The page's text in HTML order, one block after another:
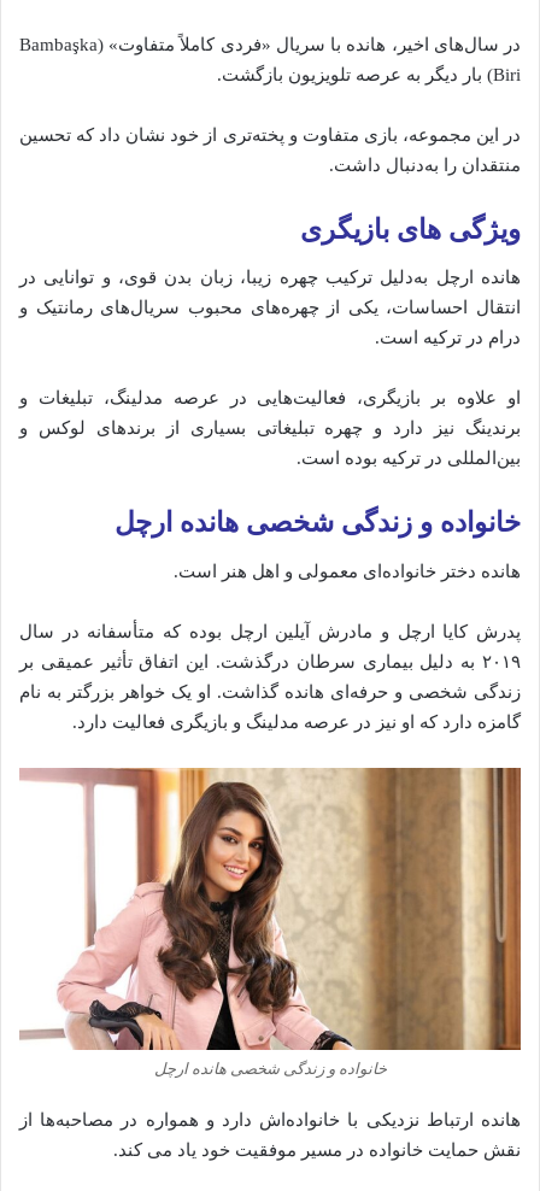
در سال‌های اخیر، هانده با سریال «فردی کاملاً متفاوت» (Bambaşka
Biri) بار دیگر به عرصه تلویزیون بازگشت.
در این مجموعه، بازی متفاوت و پخته‌تری از خود نشان داد که تحسین
منتقدان را به‌دنبال داشت.
ویژگی‌ های بازیگری
هانده ارچل به‌دلیل ترکیب چهره زیبا، زبان بدن قوی، و توانایی در
انتقال احساسات، یکی از چهره‌های محبوب سریال‌های رمانتیک و
درام در ترکیه است.
او علاوه بر بازیگری، فعالیت‌هایی در عرصه مدلینگ، تبلیغات و
برندینگ نیز دارد و چهره‌ تبلیغاتی بسیاری از برندهای لوکس و
بین‌المللی در ترکیه بوده است.
خانواده و زندگی شخصی هانده ارچل
هانده دختر خانواده‌ای معمولی و اهل هنر است.
پدرش کایا ارچل و مادرش آیلین ارچل بوده که متأسفانه در سال
۲۰۱۹ به دلیل بیماری سرطان درگذشت. این اتفاق تأثیر عمیقی بر
زندگی شخصی و حرفه‌ای هانده گذاشت. او یک خواهر بزرگتر به نام
گامزه دارد که او نیز در عرصه مدلینگ و بازیگری فعالیت دارد.
خانواده و زندگی شخصی هانده ارچل
هانده ارتباط نزدیکی با خانواده‌اش دارد و همواره در مصاحبه‌ها از
نقش حمایت خانواده در مسیر موفقیت خود یاد می‌ کند.